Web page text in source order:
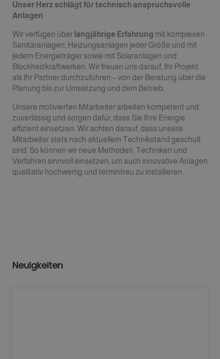
Unser Herz schlägt für technisch anspruchsvolle
Anlagen
Wir verfügen über langjährige Erfahrung mit komplexen
Sanitäranlagen, Heizungsanlagen jeder Größe und mit
jedem Energieträger sowie mit Solaranlagen und
Blockheizkraftwerken. Wir freuen uns darauf, Ihr Projekt
als Ihr Partner durchzuführen – von der Beratung über die
Planung bis zur Umsetzung und dem Betrieb.
Unsere motivierten Mitarbeiter arbeiten kompetent und
zuverlässig und sorgen dafür, dass Sie Ihre Energie
effizient einsetzen. Wir achten darauf, dass unsere
Mitarbeiter stets nach aktuellem Technikstand geschult
sind. So können wir neue Methoden, Techniken und
Verfahren sinnvoll einsetzen, um auch innovative Anlagen
qualitativ hochwertig und termintreu zu installieren.
Neuigkeiten